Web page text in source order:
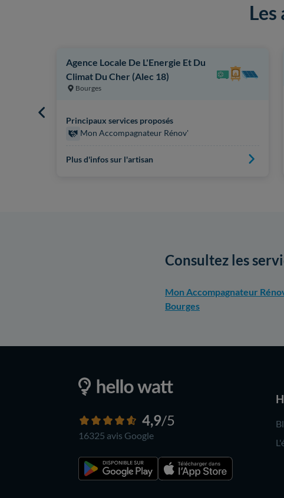
Agence Locale De L'Energie Et Du
Climat Du Cher (Alec 18)
Bourges
Principaux services proposés
Mon Accompagnateur Rénov'
Plus d'infos sur l'artisan
Consultez les
Mon Accompagnateur
Bourges
4,9/5
16325 avis Google